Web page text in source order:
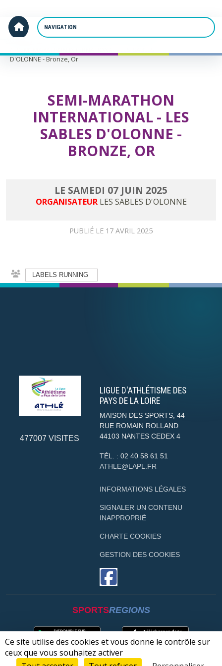
Accueil
D'OLONNE - Bronze, Or
SEMI-MARATHON
INTERNATIONAL - LES
SABLES D'OLONNE -
BRONZE, OR
LE SAMEDI 07 JUIN 2025
ORGANISATEUR LES SABLES D'OLONNE
PUBLIÉ LE 17 AVRIL 2025
LABELS RUNNING
477007 VISITES
LIGUE D'ATHLÉTISME DES
PAYS DE LA LOIRE
MAISON DES SPORTS, 44
RUE ROMAIN ROLLAND
44103 NANTES CEDEX 4
TÉL. : 02 40 58 61 51
ATHLE@LAPL.FR
INFORMATIONS LÉGALES
SIGNALER UN CONTENU
INAPPROPRIÉ
CHARTE COOKIES
GESTION DES COOKIES
SPORTSREGIONS
Ce site utilise des cookies et vous donne le contrôle sur
ceux que vous souhaitez activer